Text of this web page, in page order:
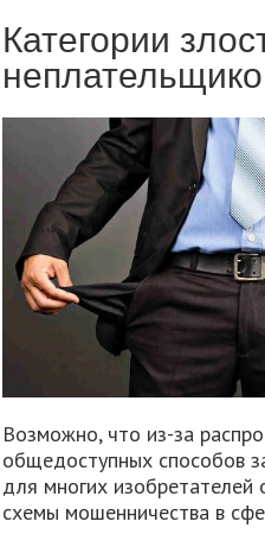
Категории
Возможно, что из-за
общедоступных способов
для многих изобретателей
схемы мошенничества в